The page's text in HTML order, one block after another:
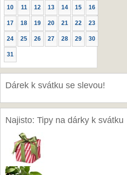
10 11 12 13 14 15 16
17 18 19 20 21 22 23
24 25 26 27 28 29 30
31
Dárek k svátku se slevou!
Najisto: Tipy na dárky k svátku